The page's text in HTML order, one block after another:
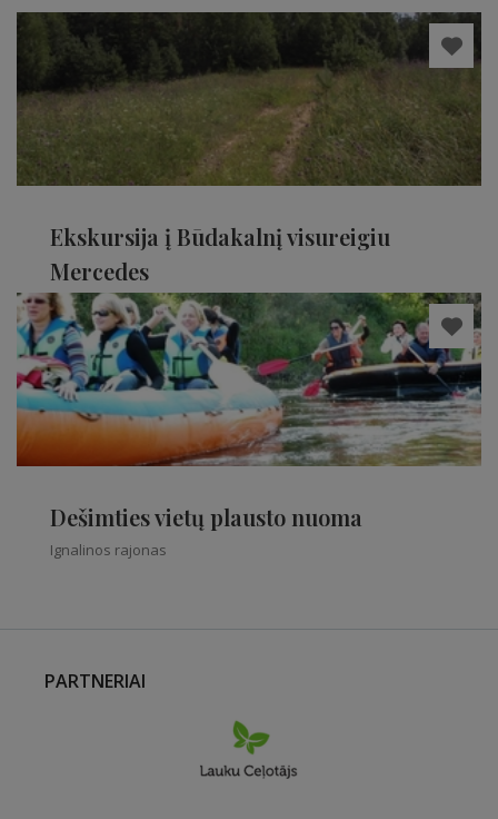
Ekskursija į Būdakalnį visureigiu
Mercedes
Ignalinos rajonas
Dešimties vietų plausto nuoma
Ignalinos rajonas
PARTNERIAI